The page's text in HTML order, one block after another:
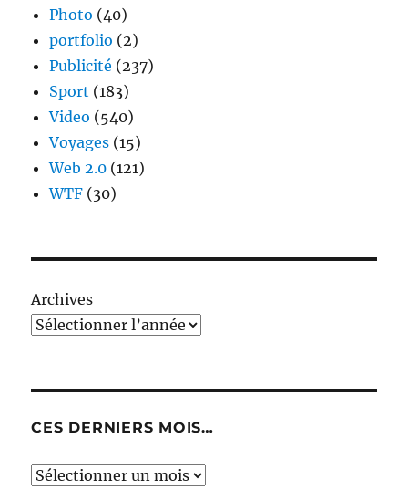
Photo (40)
portfolio (2)
Publicité (237)
Sport (183)
Video (540)
Voyages (15)
Web 2.0 (121)
WTF (30)
Archives
CES DERNIERS MOIS…
Ces